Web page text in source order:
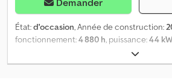
Demander
État:d'occasion, Année de construction:
fonctionnement:4 880 h, puissance:44
transmission intégrale
heures de fonctionnement, état comme